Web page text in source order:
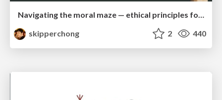
Navigating the moral maze — ethical principles for Al-driven product design
skipperchong
2 440